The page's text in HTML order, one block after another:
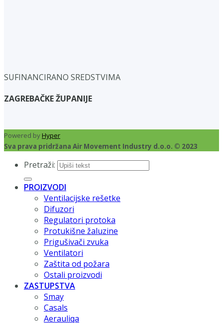
SUFINANCIRANO SREDSTVIMA
ZAGREBAČKE ŽUPANIJE
Powered byHyper
Sva prava pridržana Air Movement Industry d.o.o. © 2023
Pretraži:
PROIZVODI
Ventilacijske rešetke
Difuzori
Regulatori protoka
Protukišne žaluzine
Prigušivači zvuka
Ventilatori
Zaštita od požara
Ostali proizvodi
ZASTUPSTVA
Smay
Casals
Aerauliqa